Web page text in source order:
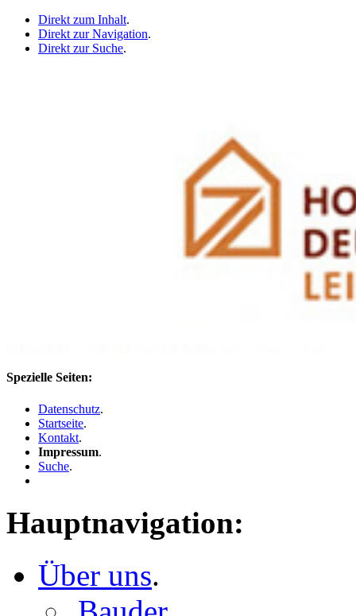
Direkt zum Inhalt.
Direkt zur Navigation.
Direkt zur Suche.
Spezielle Seiten:
Datenschutz.
Startseite.
Kontakt.
Impressum.
Suche.
Hauptnavigation:
Über uns.